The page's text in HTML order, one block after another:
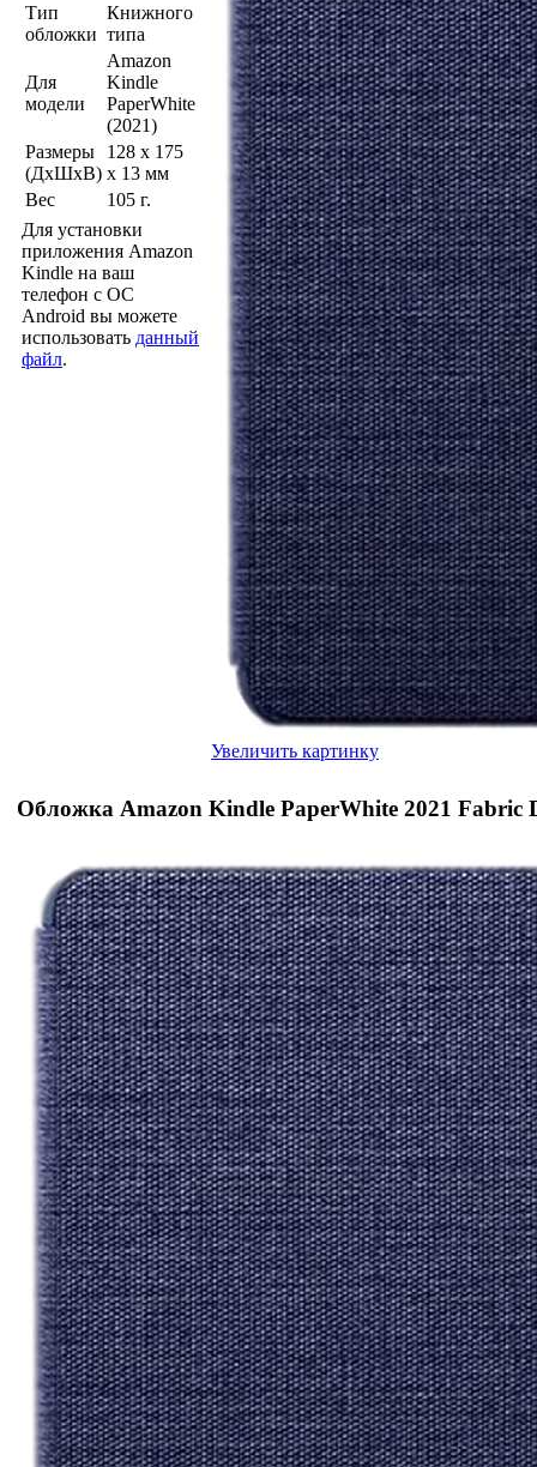
Тип
обложки
Книжного
типа
Для
модели
Amazon
Kindle
PaperWhite
(2021)
Размеры
(ДхШхВ)
128 x 175
x 13 мм
Вес
105 г.
Для установки
приложения Amazon
Kindle на ваш
телефон с ОС
Android вы можете
использовать данный
файл.
Увеличить картинку
Обложка Amazon Kindle PaperWhite 2021 Fabric